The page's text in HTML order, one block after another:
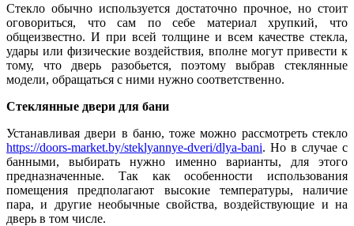
Стекло обычно используется достаточно прочное, но стоит
оговориться, что сам по себе материал хрупкий, что
общеизвестно. И при всей толщине и всем качестве стекла,
удары или физические воздействия, вполне могут привести к
тому, что дверь разобьется, поэтому выбрав стеклянные
модели, обращаться с ними нужно соответственно.
Стеклянные двери для бани
Устанавливая двери в баню, тоже можно рассмотреть стекло
https://doors-market.by/steklyannye-dveri/dlya-bani. Но в случае с
банными, выбирать нужно именно варианты, для этого
предназначенные. Так как особенности использования
помещения предполагают высокие температуры, наличие
пара, и другие необычные свойства, воздействующие и на
дверь в том числе.